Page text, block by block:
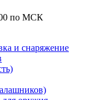
по МСК
и снаряжение